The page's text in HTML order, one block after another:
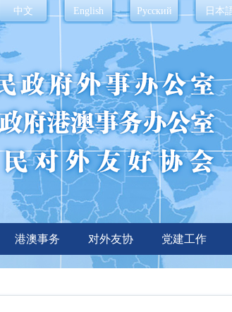
中文 English Русский 日本
港澳事务 对外友协 党建工作